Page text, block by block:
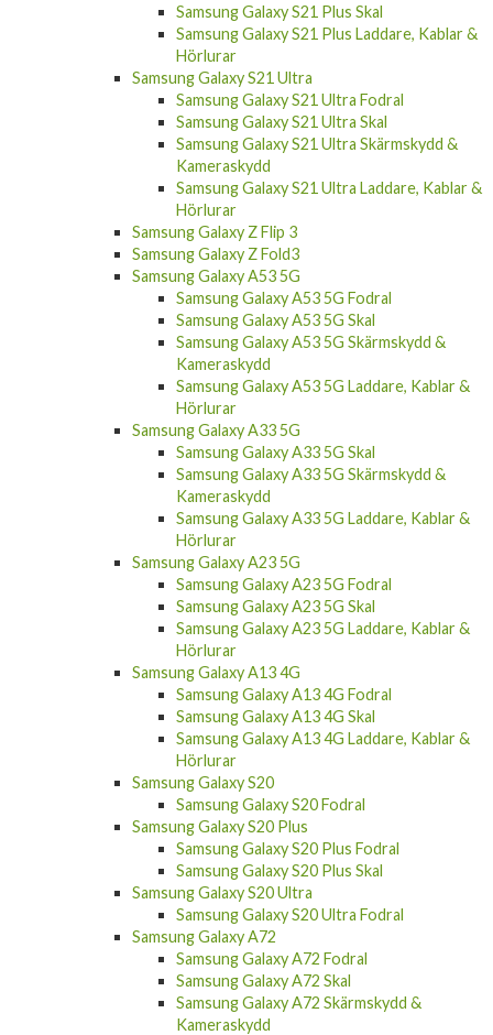
Samsung Galaxy S21 Plus Skal
Samsung Galaxy S21 Plus Laddare, Kablar &
Hörlurar
Samsung Galaxy S21 Ultra
Samsung Galaxy S21 Ultra Fodral
Samsung Galaxy S21 Ultra Skal
Samsung Galaxy S21 Ultra Skärmskydd &
Kameraskydd
Samsung Galaxy S21 Ultra Laddare, Kablar &
Hörlurar
Samsung Galaxy Z Flip 3
Samsung Galaxy Z Fold3
Samsung Galaxy A53 5G
Samsung Galaxy A53 5G Fodral
Samsung Galaxy A53 5G Skal
Samsung Galaxy A53 5G Skärmskydd &
Kameraskydd
Samsung Galaxy A53 5G Laddare, Kablar &
Hörlurar
Samsung Galaxy A33 5G
Samsung Galaxy A33 5G Skal
Samsung Galaxy A33 5G Skärmskydd &
Kameraskydd
Samsung Galaxy A33 5G Laddare, Kablar &
Hörlurar
Samsung Galaxy A23 5G
Samsung Galaxy A23 5G Fodral
Samsung Galaxy A23 5G Skal
Samsung Galaxy A23 5G Laddare, Kablar &
Hörlurar
Samsung Galaxy A13 4G
Samsung Galaxy A13 4G Fodral
Samsung Galaxy A13 4G Skal
Samsung Galaxy A13 4G Laddare, Kablar &
Hörlurar
Samsung Galaxy S20
Samsung Galaxy S20 Fodral
Samsung Galaxy S20 Plus
Samsung Galaxy S20 Plus Fodral
Samsung Galaxy S20 Plus Skal
Samsung Galaxy S20 Ultra
Samsung Galaxy S20 Ultra Fodral
Samsung Galaxy A72
Samsung Galaxy A72 Fodral
Samsung Galaxy A72 Skal
Samsung Galaxy A72 Skärmskydd &
Kameraskydd